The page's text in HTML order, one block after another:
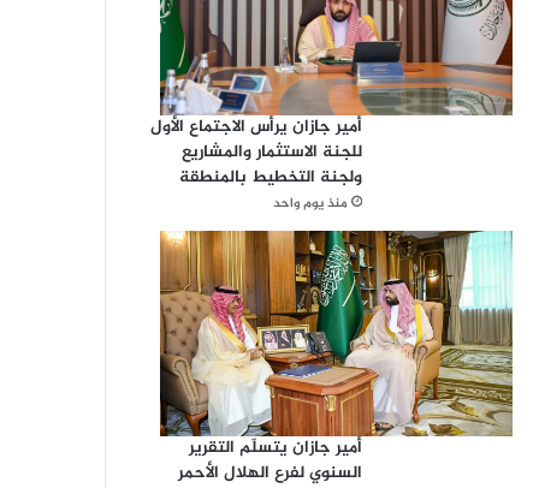
أمير جازان يرأس الاجتماع الأول
للجنة الاستثمار والمشاريع
ولجنة التخطيط بالمنطقة
منذ يوم واحد
أمير جازان يتسلّم التقرير
السنوي لفرع الهلال الأحمر